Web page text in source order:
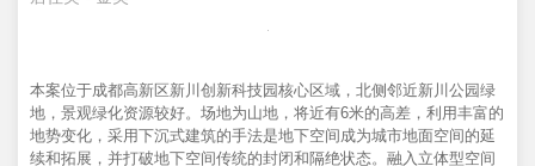
本案位于成都高新区新川创新科技园核心区域，北侧邻近新川公园绿
地，景观绿化资源较好。场地为山地，将近有6米的高差，利用丰富的
地势变化，采用下沉式建筑的手法是地下空间成为城市地面空间的延
续和拓展，并打破地下空间传统的封闭和隔绝状态。融入立体型空间